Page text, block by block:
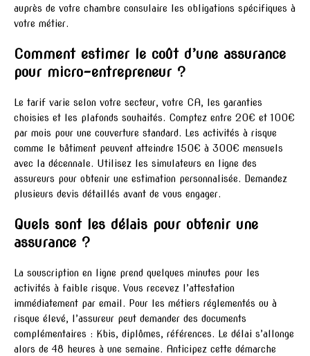
auprès de votre chambre consulaire les obligations spécifiques à
votre métier.
Comment estimer le coût d’une assurance
pour micro-entrepreneur ?
Le tarif varie selon votre secteur, votre CA, les garanties
choisies et les plafonds souhaités. Comptez entre 20€ et 100€
par mois pour une couverture standard. Les activités à risque
comme le bâtiment peuvent atteindre 150€ à 300€ mensuels
avec la décennale. Utilisez les simulateurs en ligne des
assureurs pour obtenir une estimation personnalisée. Demandez
plusieurs devis détaillés avant de vous engager.
Quels sont les délais pour obtenir une
assurance ?
La souscription en ligne prend quelques minutes pour les
activités à faible risque. Vous recevez l’attestation
immédiatement par email. Pour les métiers réglementés ou à
risque élevé, l’assureur peut demander des documents
complémentaires : Kbis, diplômes, références. Le délai s’allonge
alors de 48 heures à une semaine. Anticipez cette démarche